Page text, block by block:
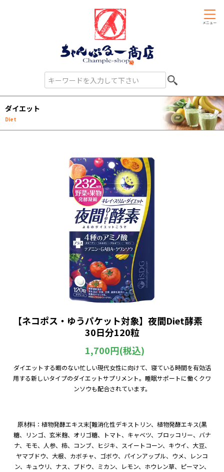
メニュー
ダイエット
Diet
【ネコポス・ゆうパケット対象】夜間Diet酵素
30日分120粒
1,700円(税込)
ダイエットする暇のない忙しい現代女性に向けて、寝ている時間を有効活
用する新しいタイプのダイエットサプリメント。睡眠サポートに働くクワ
ンソウも配合されています。
原材料：植物発酵エキス末[難消化性デキストリン、植物発酵エキス(黒
糖、リンゴ、玄米麹、オリゴ糖、トマト、キャベツ、ブロッコリー、バナ
ナ、モモ、人参、柿、コンブ、ヒジキ、スイートコーン、キウイ、大豆、
ヤマブドウ、大根、カボチャ、ゴボウ、パインアップル、ウメ、レンコ
ン、キュウリ、ナス、ブドウ、ミカン、レモン、ホウレン草、ピーマン、